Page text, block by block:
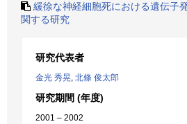
緩徐な神経細胞死における遺伝子
関する研究
研究代表者
金光 秀晃, 北條 俊太郎
研究期間 (年度)
2001 – 2002